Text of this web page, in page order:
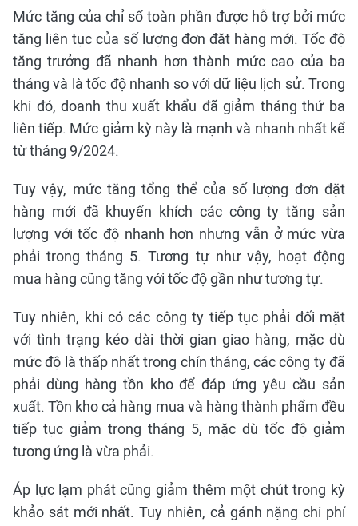
Mức tăng của chỉ số toàn phần được hỗ trợ bởi mức
tăng liên tục của số lượng đơn đặt hàng mới. Tốc độ
tăng trưởng đã nhanh hơn thành mức cao của ba
tháng và là tốc độ nhanh so với dữ liệu lịch sử. Trong
khi đó, doanh thu xuất khẩu đã giảm tháng thứ ba
liên tiếp. Mức giảm kỳ này là mạnh và nhanh nhất kể
từ tháng 9/2024.
Tuy vậy, mức tăng tổng thể của số lượng đơn đặt
hàng mới đã khuyến khích các công ty tăng sản
lượng với tốc độ nhanh hơn nhưng vẫn ở mức vừa
phải trong tháng 5. Tương tự như vậy, hoạt động
mua hàng cũng tăng với tốc độ gần như tương tự.
Tuy nhiên, khi có các công ty tiếp tục phải đối mặt
với tình trạng kéo dài thời gian giao hàng, mặc dù
mức độ là thấp nhất trong chín tháng, các công ty đã
phải dùng hàng tồn kho để đáp ứng yêu cầu sản
xuất. Tồn kho cả hàng mua và hàng thành phẩm đều
tiếp tục giảm trong tháng 5, mặc dù tốc độ giảm
tương ứng là vừa phải.
Áp lực lạm phát cũng giảm thêm một chút trong kỳ
khảo sát mới nhất. Tuy nhiên, cả gánh nặng chi phí